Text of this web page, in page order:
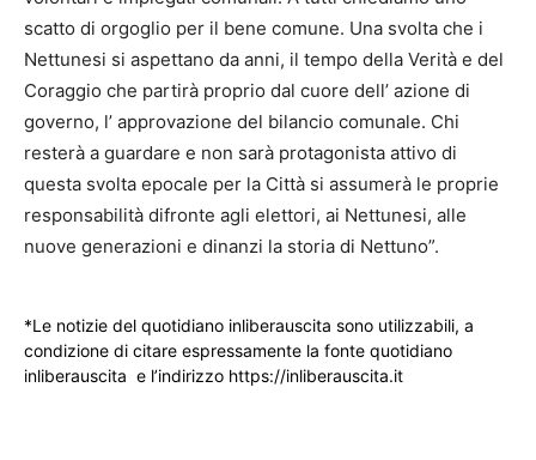
scatto di orgoglio per il bene comune. Una svolta che i
Nettunesi si aspettano da anni, il tempo della Verità e del
Coraggio che partirà proprio dal cuore dell’ azione di
governo, l’ approvazione del bilancio comunale. Chi
resterà a guardare e non sarà protagonista attivo di
questa svolta epocale per la Città si assumerà le proprie
responsabilità difronte agli elettori, ai Nettunesi, alle
nuove generazioni e dinanzi la storia di Nettuno”.
*Le notizie del quotidiano inliberauscita sono utilizzabili, a
condizione di citare espressamente la fonte quotidiano
inliberauscita e l’indirizzo https://inliberauscita.it